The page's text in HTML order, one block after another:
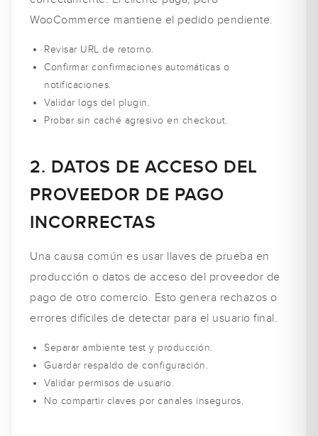
WooCommerce mantiene el pedido pendiente.
Revisar URL de retorno.
Confirmar confirmaciones automáticas o
notificaciones.
Validar logs del plugin.
Probar sin caché agresivo en checkout.
2. DATOS DE ACCESO DEL
PROVEEDOR DE PAGO
INCORRECTAS
Una causa común es usar llaves de prueba en
producción o datos de acceso del proveedor de
pago de otro comercio. Esto genera rechazos o
errores difíciles de detectar para el usuario final.
Separar ambiente test y producción.
Guardar respaldo de configuración.
Validar permisos de usuario.
No compartir claves por canales inseguros.